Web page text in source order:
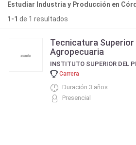
Estudiar Industria y Producción en
1-1 de 1 resultados
Tecnicatura
Agropecuaria
Carrera
Duración 3 años
Presencial